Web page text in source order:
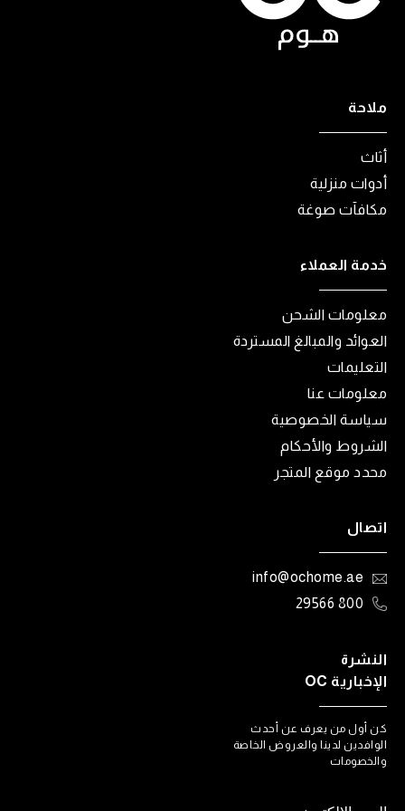
ملاحة
أثاث
أدوات منزلية
مكافآت صوغة
خدمة العملاء
معلومات الشحن
العوائد والمبالغ المستردة
التعليمات
معلومات عنا
سياسة الخصوصية
الشروط والأحكام
محدد موقع المتجر
اتصال
info@ochome.ae
800 29566
النشرة
الإخبارية OC
كن أول من يعرف عن أحدث
الوافدين لدينا والعروض الخاصة
والخصومات